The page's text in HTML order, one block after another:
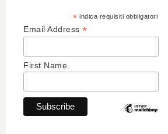
* indica requisiti obbligatori
Email Address *
First Name